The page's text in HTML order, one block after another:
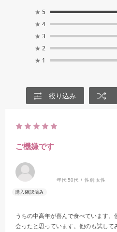
★ 5
★ 4
★ 3
★ 2
★ 1
絞り込み
ご機嫌です
年代:50代 性別:女性
うちの中高年が喜んで食べています。
会ったと思っています。他のも試して